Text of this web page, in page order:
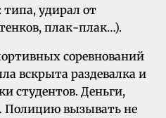
типа, удирал от
плак-плак…).
соревнований
вскрыта раздевалка и
студентов. Деньги,
вызывать не